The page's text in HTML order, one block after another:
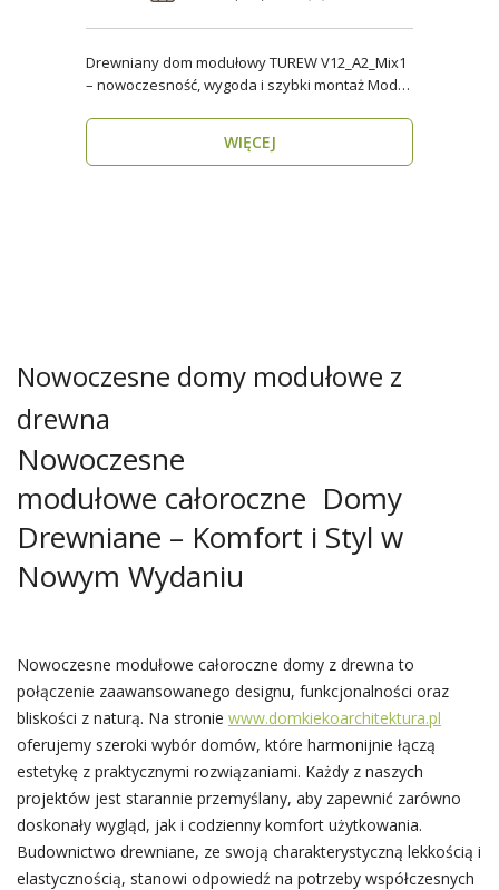
Drewniany dom modułowy TUREW V12_A2_Mix1
– nowoczesność, wygoda i szybki montaż Model
WIĘCEJ
Nowoczesne domy modułowe z
drewna
Nowoczesne
modułowe całoroczne Domy
Drewniane – Komfort i Styl w
Nowym Wydaniu
Nowoczesne modułowe całoroczne domy z drewna to
połączenie zaawansowanego designu, funkcjonalności oraz
bliskości z naturą. Na stronie www.domkiekoarchitektura.pl
oferujemy szeroki wybór domów, które harmonijnie łączą
estetykę z praktycznymi rozwiązaniami. Każdy z naszych
projektów jest starannie przemyślany, aby zapewnić zarówno
doskonały wygląd, jak i codzienny komfort użytkowania.
Budownictwo drewniane, ze swoją charakterystyczną lekkością i
elastycznością, stanowi odpowiedź na potrzeby współczesnych